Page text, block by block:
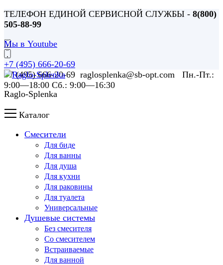
ТЕЛЕФОН ЕДИНОЙ СЕРВИСНОЙ СЛУЖБЫ - 8(800)
505-88-99
Мы в Youtube
+7 (495) 666-20-69 raglosplenka@sb-opt.com Пн.-Пт.:
9:00—18:00 Сб.: 9:00—16:30
+7 (495) 666-20-69
Raglo-Splenka
Каталог
Смесители
Для биде
Для ванны
Для душа
Для кухни
Для раковины
Для туалета
Универсальные
Душевые системы
Без смесителя
Со смесителем
Встраиваемые
Для ванной